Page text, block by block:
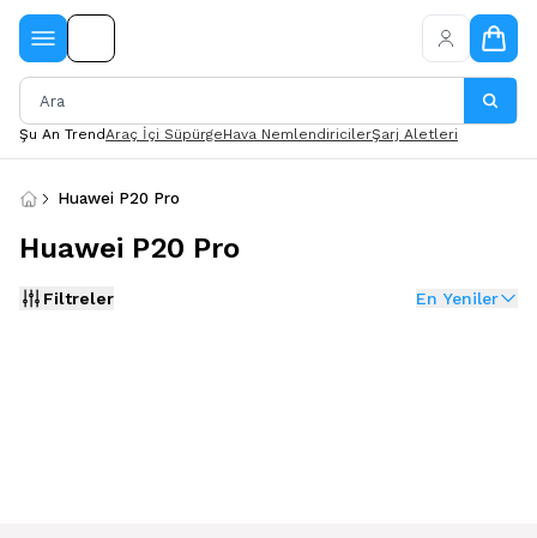
Şu An TrendAraç İçi SüpürgeHava NemlendiricilerŞarj Aletleri
Huawei P20 Pro
Huawei P20 Pro
Filtreler En Yeniler